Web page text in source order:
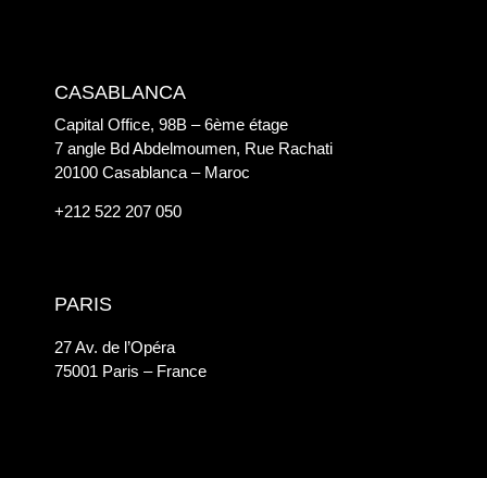
CASABLANCA
Capital Office, 98B – 6ème étage
7 angle Bd Abdelmoumen, Rue Rachati
20100 Casablanca – Maroc
+212 522 207 050
PARIS
27 Av. de l’Opéra
75001 Paris – France